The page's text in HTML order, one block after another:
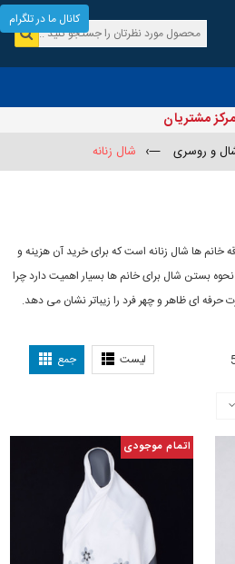
مرکز مشتریان
و روسری —› شال زنانه
خانم ها شال زنانه است که برای خرید آن هزینه و
بستن شال برای خانم ها بسیار اهمیت دارد چرا
ای ظاهر و چهر فرد را زیباتر نشان می دهد.
لیست جمع
اتمام موجودی
کانال ما در تلگرام